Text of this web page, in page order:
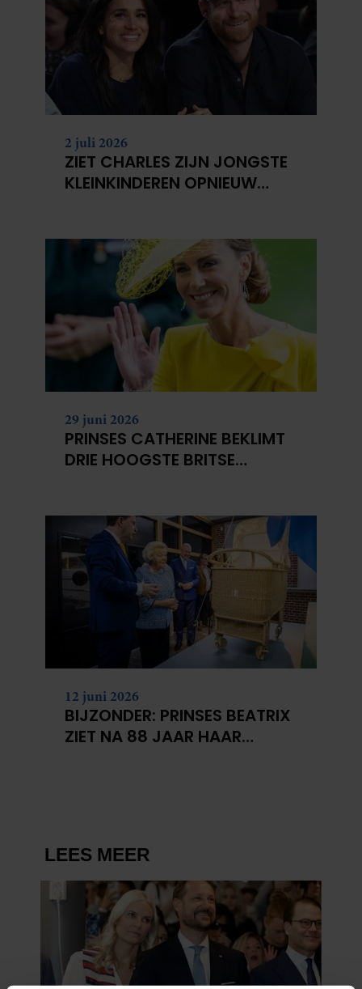
2 juli 2026
ZIET CHARLES ZIJN JONGSTE
KLEINKINDEREN OPNIEUW
29 juni 2026
PRINSES CATHERINE BEKLIMT
DRIE HOOGSTE BRITSE
12 juni 2026
BIJZONDER: PRINSES BEATRIX
ZIET NA 88 JAAR HAAR